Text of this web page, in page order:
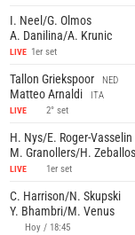
I. Neel/G. Olmos
A. Danilina/A. Krunic
LIVE 1er set
Tallon Griekspoor NED
Matteo Arnaldi ITA
LIVE 2° set
H. Nys/E. Roger-Vasselin
M. Granollers/H. Zeballos
LIVE 1er set
C. Harrison/N. Skupski
Y. Bhambri/M. Venus
Hoy / 18:45